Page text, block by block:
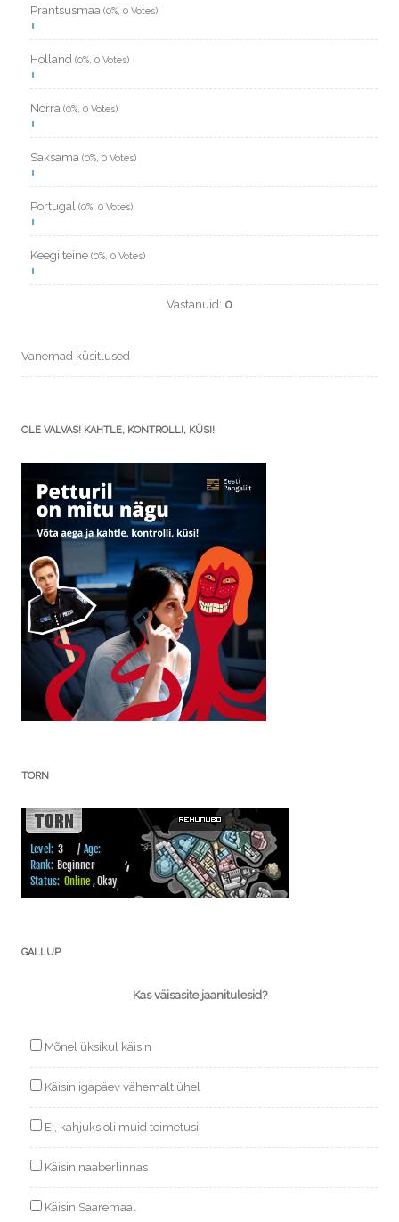
Prantsusmaa (0%, 0 Votes)
Holland (0%, 0 Votes)
Norra (0%, 0 Votes)
Saksama (0%, 0 Votes)
Portugal (0%, 0 Votes)
Keegi teine (0%, 0 Votes)
Vastanuid: 0
Vanemad küsitlused
OLE VALVAS! KAHTLE, KONTROLLI, KÜSI!
TORN
GALLUP
Kas väisasite jaanitulesid?
Mõnel üksikul käisin
Käisin igapäev vähemalt ühel
Ei, kahjuks oli muid toimetusi
Käisin naaberlinnas
Käisin Saaremaal